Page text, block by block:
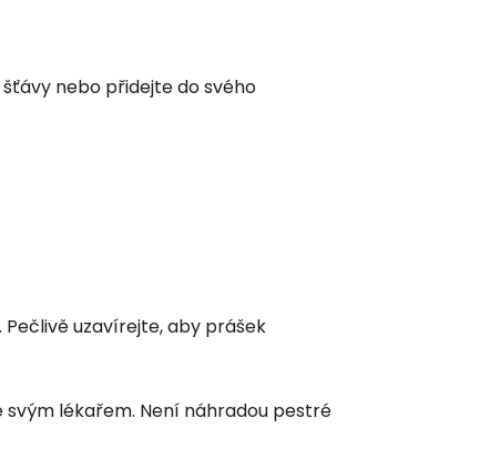
nebo přidejte do svého
uzavírejte, aby prášek
lékařem. Není náhradou pestré